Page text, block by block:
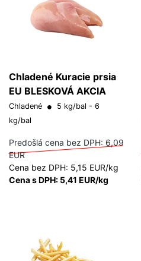
Chladené Kuracie prsia
EU BLESKOVÁ AKCIA
Chladené
5 kg/bal - 6
kg/bal
Predošlá cena bez DPH: 6,09
EUR
Cena bez DPH: 5,15 EUR/kg
Cena s DPH: 5,41 EUR/kg